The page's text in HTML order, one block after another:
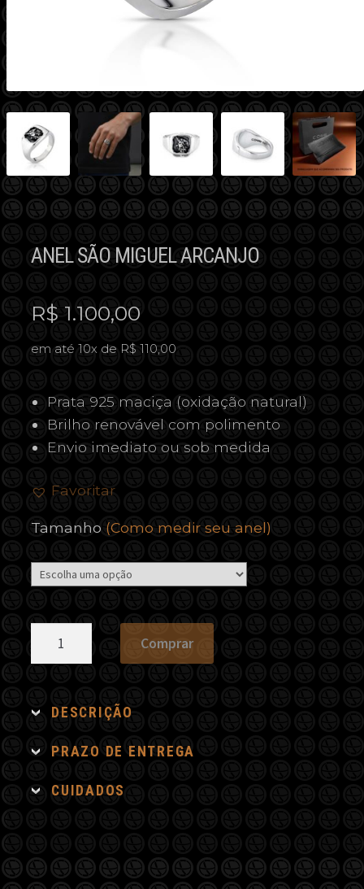
ANEL SÃO MIGUEL ARCANJO
R$ 1.100,00
em até 10x de R$ 110,00
Prata 925 maciça (oxidação natural)
Brilho renovável com polimento
Envio imediato ou sob medida
Favoritar
Tamanho (Como medir seu anel)
quantidade
Comprar
DESCRIÇÃO
PRAZO DE ENTREGA
CUIDADOS